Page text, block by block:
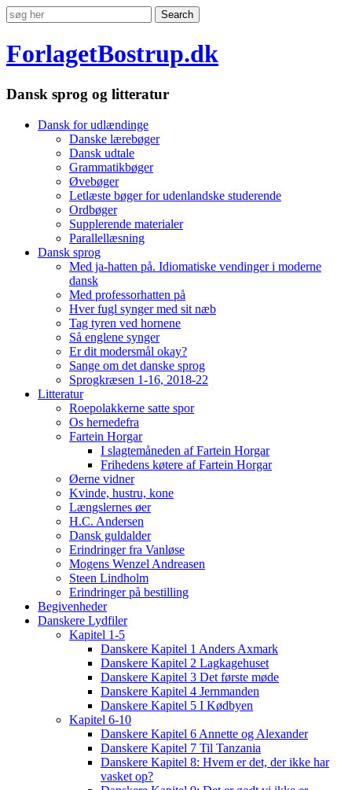
ForlagetBostrup.dk
Dansk sprog og litteratur
Dansk for udlændinge
Danske lærebøger
Dansk udtale
Grammatikbøger
Øvebøger
Letlæste bøger for udenlandske studerende
Ordbøger
Supplerende materialer
Parallellæsning
Dansk sprog
Med ja-hatten på. Idiomatiske vendinger i moderne
dansk
Med professorhatten på
Hver fugl synger med sit næb
Tag tyren ved hornene
Så englene synger
Er dit modersmål okay?
Sange om det danske sprog
Sprogkræsen 1-16, 2018-22
Litteratur
Roepolakkerne satte spor
Os hernedefra
Fartein Horgar
I slagtemåneden af Fartein Horgar
Frihedens køtere af Fartein Horgar
Øerne vidner
Kvinde, hustru, kone
Længslernes øer
H.C. Andersen
Dansk guldalder
Erindringer fra Vanløse
Mogens Wenzel Andreasen
Steen Lindholm
Erindringer på bestilling
Begivenheder
Danskere Lydfiler
Kapitel 1-5
Danskere Kapitel 1 Anders Axmark
Danskere Kapitel 2 Lagkagehuset
Danskere Kapitel 3 Det første møde
Danskere Kapitel 4 Jernmanden
Danskere Kapitel 5 I Kødbyen
Kapitel 6-10
Danskere Kapitel 6 Annette og Alexander
Danskere Kapitel 7 Til Tanzania
Danskere Kapitel 8: Hvem er det, der ikke har
vasket op?